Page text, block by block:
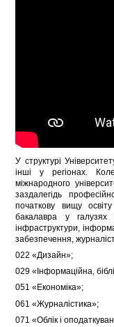
У структурі
інші у регіонах.
міжнародного
заздалегідь
початкову вищу
бакалавра у галузях
інфраструктури,
забезпечення,
022 «Дизайн»;
029 «Інформаційна,
051 «Економіка»;
061 «Журналістика»;
071 «Облік і